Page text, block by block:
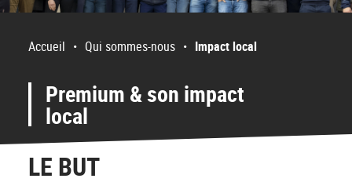
Accueil • Qui sommes-nous • Impact local
Premium & son impact
local
LE BUT